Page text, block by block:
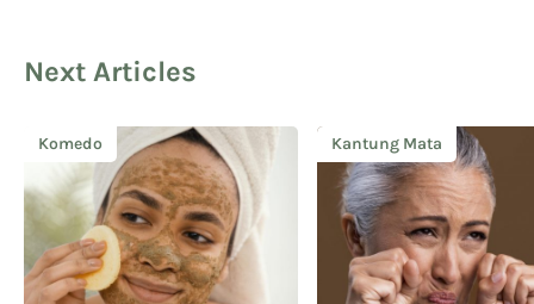
Next Articles
Komedo Kantung Mata